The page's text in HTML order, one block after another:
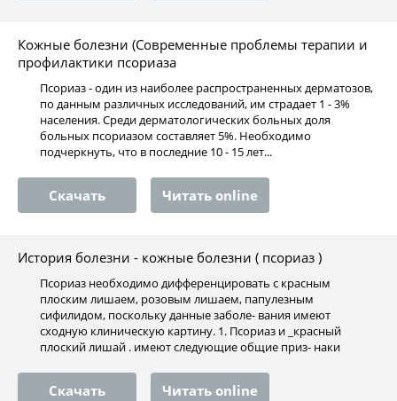
Кожные болезни (Современные проблемы терапии и
профилактики псориаза
Псориаз - один из наиболее распространенных дерматозов,
по данным различных исследований, им страдает 1 - 3%
населения. Среди дерматологических больных доля
больных псориазом составляет 5%. Необходимо
подчеркнуть, что в последние 10 - 15 лет...
Скачать Читать online
История болезни - кожные болезни ( псориаз )
Псориаз необходимо дифференцировать с красным
плоским лишаем, розовым лишаем, папулезным
сифилидом, поскольку данные заболе- вания имеют
сходную клиническую картину. 1. Псориаз и _красный
плоский лишай . имеют следующие общие приз- наки
Скачать Читать online